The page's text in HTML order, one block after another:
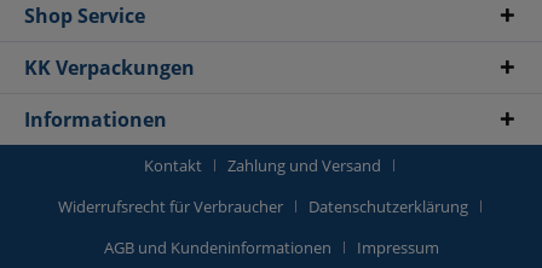
Shop Service
KK Verpackungen
Informationen
Kontakt
Zahlung und Versand
Widerrufsrecht für Verbraucher
Datenschutzerklärung
AGB und Kundeninformationen
Impressum